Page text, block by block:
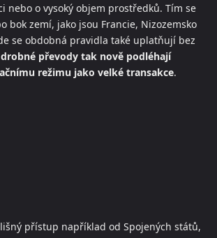
nebo o vysoký objem prostředků. Tím se
bok zemí, jako jsou Francie, Nizozemsko
se obdobná pravidla také uplatňují bez
převody tak nově podléhají
režimu jako velké transakce.
přístup například od Spojených států,